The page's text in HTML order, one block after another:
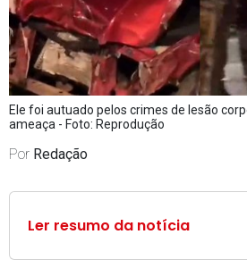
Ele foi autuado pelos crimes de lesão
ameaça - Foto: Reprodução
Por Redação
Ler resumo da notícia